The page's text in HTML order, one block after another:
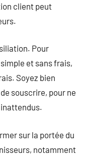
client peut
Pour
et sans frais,
Soyez bien
souscrire, pour ne
sur la portée du
notamment